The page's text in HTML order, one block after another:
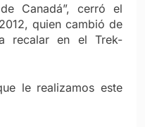
Canadá”, cerró el
quien cambió de
recalar en el Trek-
le realizamos este